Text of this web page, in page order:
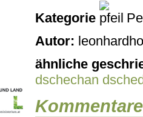
Kategorie
Autor:
ähnliche
dschechan
Kommentare